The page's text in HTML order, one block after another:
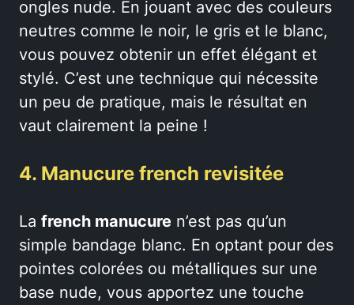
ongles nude. En jouant avec des couleurs
neutres comme le noir, le gris et le blanc,
vous pouvez obtenir un effet élégant et
stylé. C’est une technique qui nécessite
un peu de pratique, mais le résultat en
vaut clairement la peine !
4. Manucure french revisitée
La french manucure n’est pas qu’un
simple bandage blanc. En optant pour des
pointes colorées ou métalliques sur une
base nude, vous apportez une touche